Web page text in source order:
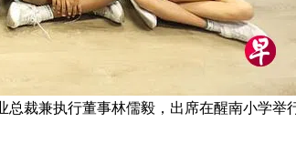
裁兼执行董事林儒毅，出席在醒南小学举